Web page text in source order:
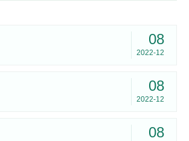
08
2022-12
08
2022-12
08